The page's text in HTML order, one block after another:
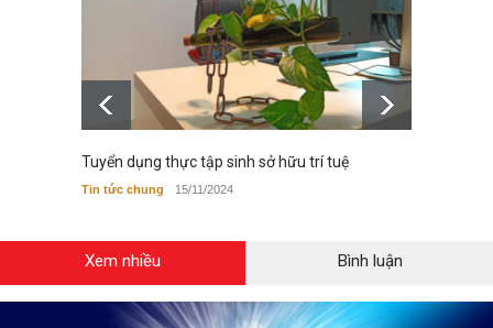
Tuyển dụng thực tập sinh sở hữu trí tuệ
Tin tức chung 15/11/2024
Xem nhiều Bình luận